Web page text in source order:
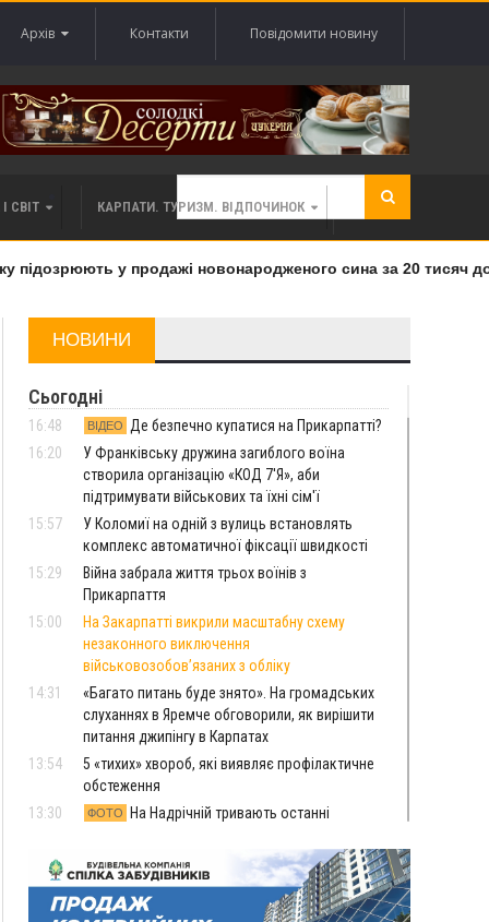
Архів Контакти Повідомити новину
СВІТ КАРПАТИ. ТУРИЗМ. ВІДПОЧИНОК
у продажі новонародженого сина за 20 тисяч
НОВИНИ
Сьогодні
16:48 ВІДЕО
Де безпечно купатися на Прикарпатті?
16:20
У Франківську дружина загиблого воїна
створила організацію «КОД 7'Я», аби
підтримувати військових та їхні сім'ї
15:57
У Коломиї на одній з вулиць встановлять
комплекс автоматичної фіксації швидкості
15:29
Війна забрала життя трьох воїнів з
Прикарпаття
15:00
На Закарпатті викрили масштабну схему
незаконного виключення
військовозобов’язаних з обліку
14:31
«Багато питань буде знято». На громадських
слуханнях в Яремче обговорили, як вирішити
питання джипінгу в Карпатах
13:54
5 «тихих» хвороб, які виявляє профілактичне
обстеження
13:30
ФОТО
На Надрічній тривають останні
12:57
У Франківську зафіксували найбільшу спеку за
всю історію спостережень
12:24
Лікування наркоманії Київ: чому важливо